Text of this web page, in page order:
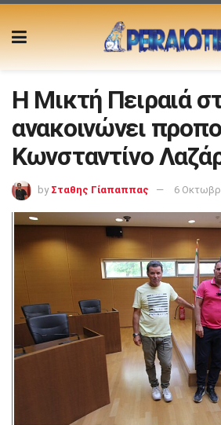
H Mικτή Πειραιά
ανακοινώνει
Κωνσταντίνο
by Σταθης Γίαπαππας 6